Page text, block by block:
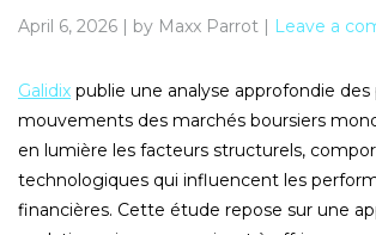
April 6, 2026 | by Maxx Parrot | Leave a
Galidix publie une analyse approfondie des
mouvements des marchés boursiers
en lumière les facteurs structurels,
technologiques qui influencent les
financières. Cette étude repose sur une